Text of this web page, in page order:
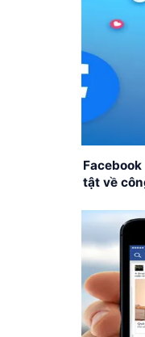
tật về